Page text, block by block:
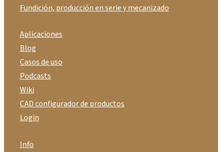
Fundición, producción en serie y mecanizado
Aplicaciones
Blog
Casos de uso
Podcasts
Wiki
CAD configurador de productos
Login
Info